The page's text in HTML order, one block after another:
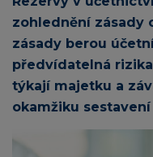
zohlednění zásady
zásady berou
předvídatelná
týkají majetku a
okamžiku